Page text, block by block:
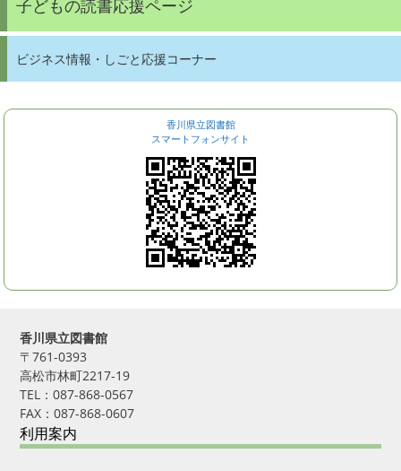
子どもの読書応援ページ
ビジネス情報・しごと応援コーナー
香川県立図書館
スマートフォンサイト
香川県立図書館
〒761-0393
高松市林町2217-19
TEL：087-868-0567
FAX：087-868-0607
利用案内